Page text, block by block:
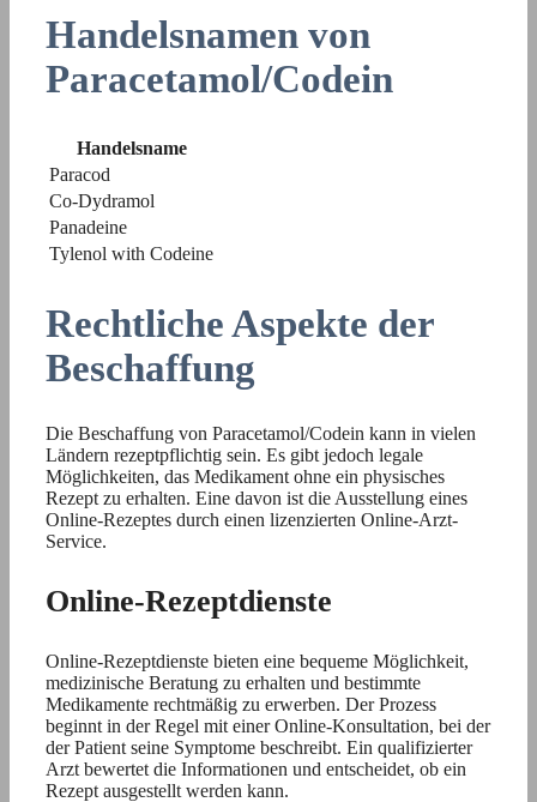
Handelsnamen von
Paracetamol/Codein
Handelsname
Paracod
Co-Dydramol
Panadeine
Tylenol with Codeine
Rechtliche Aspekte der
Beschaffung
Die Beschaffung von Paracetamol/Codein kann in vielen
Ländern rezeptpflichtig sein. Es gibt jedoch legale
Möglichkeiten, das Medikament ohne ein physisches
Rezept zu erhalten. Eine davon ist die Ausstellung eines
Online-Rezeptes durch einen lizenzierten Online-Arzt-
Service.
Online-Rezeptdienste
Online-Rezeptdienste bieten eine bequeme Möglichkeit,
medizinische Beratung zu erhalten und bestimmte
Medikamente rechtmäßig zu erwerben. Der Prozess
beginnt in der Regel mit einer Online-Konsultation, bei der
der Patient seine Symptome beschreibt. Ein qualifizierter
Arzt bewertet die Informationen und entscheidet, ob ein
Rezept ausgestellt werden kann.